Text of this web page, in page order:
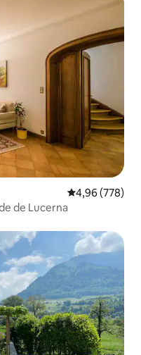
4,96 de uma
4,96 (778)
de Lucerna
hóspedes